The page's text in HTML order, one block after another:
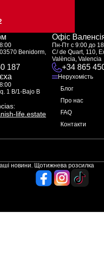
Benidorm,
187
Офіс
Пн-Пт с 9:00 до
C/ de Quart, 110,
València, Valencia
+34 865
1 B/1-Bajo B
life.estate
Нерухомість
Блог
Про нас
FAQ
Контакти
новини. Щотижнева розсилка